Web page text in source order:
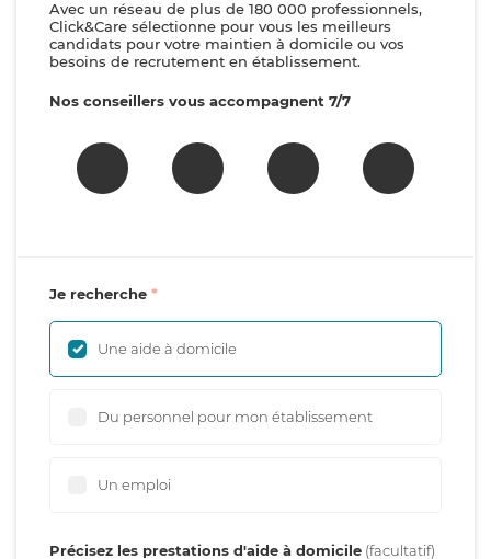
Avec un réseau de plus de 180 000 professionnels,
Click&Care sélectionne pour vous les meilleurs
candidats pour votre maintien à domicile ou vos
besoins de recrutement en établissement.
Nos conseillers vous accompagnent 7/7
Je recherche
Une aide à domicile
Du personnel pour mon établissement
Un emploi
Précisez les prestations d'aide à domicile